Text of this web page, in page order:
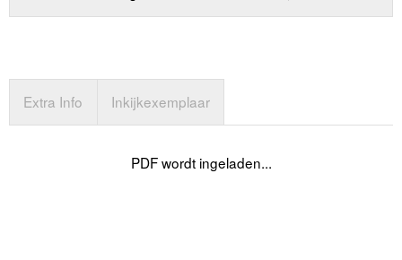
Extra Info Inkijkexemplaar
PDF wordt ingeladen...